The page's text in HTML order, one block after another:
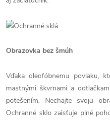
Obrazovka bez šmúh
Vďaka oleofóbnemu povlaku,
mastnými škvrnami a
potešením. Nechajte svoju
Ochranné sklo zaisťuje plné